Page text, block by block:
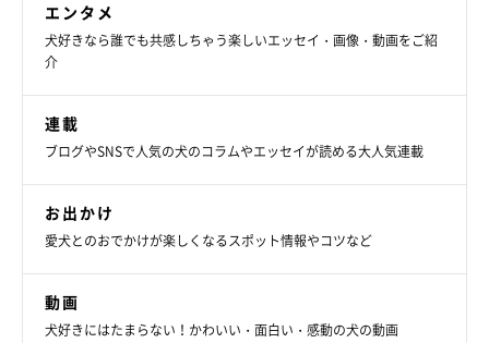
連載とは別の漫画が載っています。
・ブログ「こぐま犬と散歩〜元保護犬の漫画日記〜」
https://suzumetengu.hatenablog.com/
写真や動画、日常の生活が載っています。
・ツイッター：@kogumaken
・Instagram：
エンタメ
犬好きなら誰でも共感しちゃう楽しいエッセイ・画像・動画をご紹
介
連載
ブログやSNSで人気の犬のコラムやエッセイが読める大人気連載
お出かけ
愛犬とのおでかけが楽しくなるスポット情報やコツなど
動画
犬好きにはたまらない！かわいい・面白い・感動の犬の動画